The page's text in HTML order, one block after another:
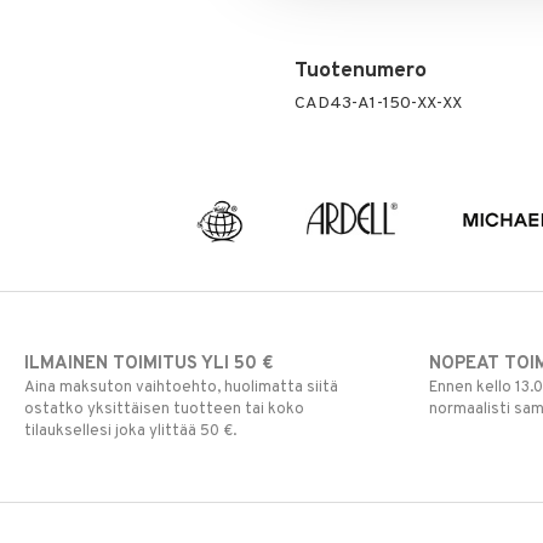
Tuotenumero
CAD43-A1-150-XX-XX
ILMAINEN TOIMITUS YLI 50 €
Aina maksuton vaihtoehto, huolimatta siitä
ostatko yksittäisen tuotteen tai koko
tilauksellesi joka ylittää 50 €.
NOPEAT
Ennen kello
normaalisti